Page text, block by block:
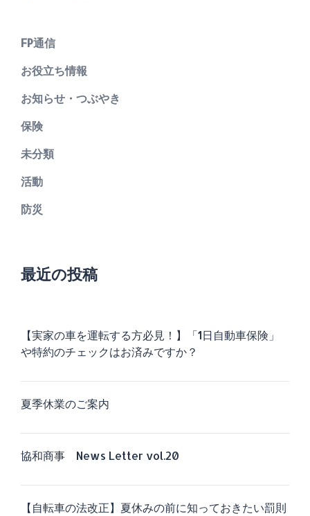
FP通信
お役立ち情報
お知らせ・つぶやき
保険
未分類
活動
防災
最近の投稿
【実家の車を運転する方必見！】「1日自動車保険」
や特約のチェックはお済みですか？
夏季休業のご案内
協和商事 News Letter vol.20
【自転車の法改正】夏休みの前に知っておきたい罰則